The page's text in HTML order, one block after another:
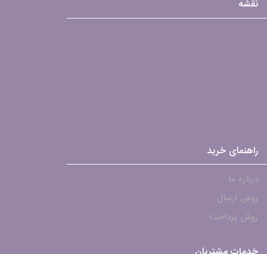
نقشه
راهنمای خرید
درباره ما
روش ارسال
روش پرداخت